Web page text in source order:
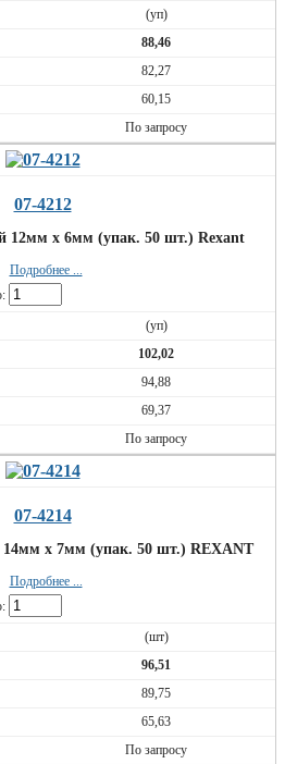
(уп)
88,46
82,27
60,15
По запросу
07-4212
12мм х 6мм (упак. 50 шт.) Rexant
Подробнее ...
(уп)
102,02
94,88
69,37
По запросу
07-4214
14мм х 7мм (упак. 50 шт.) REXANT
Подробнее ...
(шт)
96,51
89,75
65,63
По запросу